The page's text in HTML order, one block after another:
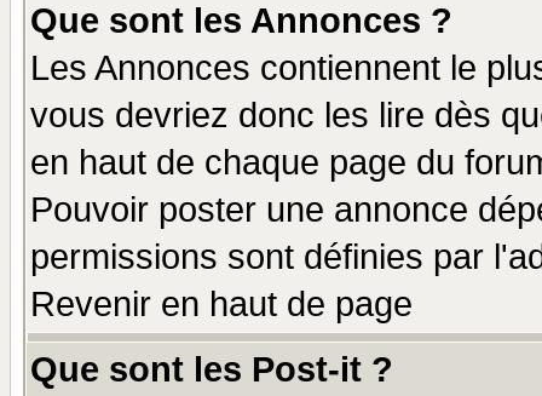
Que sont les Annonces ?
Les Annonces contiennent le
vous devriez donc les lire dès
en haut de chaque page du
Pouvoir poster une annonce
permissions sont définies par
Revenir en haut de page
Que sont les Post-it ?